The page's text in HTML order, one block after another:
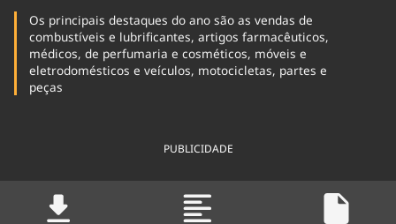
Os principais destaques do ano são as vendas de
combustíveis e lubrificantes, artigos farmacêuticos,
médicos, de perfumaria e cosméticos, móveis e
eletrodomésticos e veículos, motocicletas, partes e
peças
PUBLICIDADE